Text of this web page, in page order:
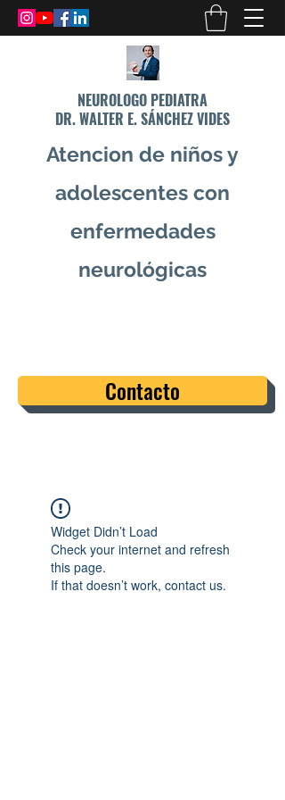
NEUROLOGO PEDIATRA
DR. WALTER E. SÁNCHEZ VIDES
Atencion de niños y
adolescentes con
enfermedades
neurológicas
Contacto
Widget Didn’t Load
Check your internet and refresh
this page.
If that doesn’t work, contact us.